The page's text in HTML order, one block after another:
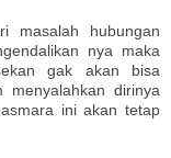
masalah hubungan
nya maka
gak akan bisa
menyalahkan dirinya
ini akan tetap